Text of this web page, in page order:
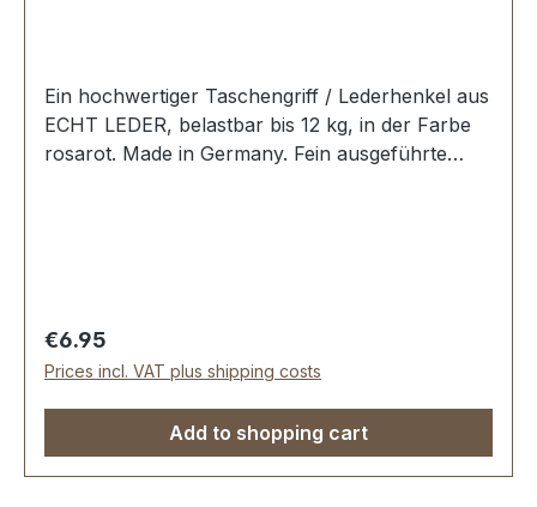
Ein hochwertiger Taschengriff / Lederhenkel aus
ECHT LEDER, belastbar bis 12 kg, in der Farbe
rosarot. Made in Germany. Fein ausgeführte
Regular price:
€6.95
Prices incl. VAT plus shipping costs
Add to shopping cart